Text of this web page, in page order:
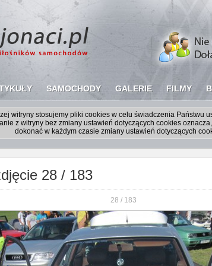
SAMOCHODY GALERIE FILMY
witryny stosujemy pliki cookies w celu świadczenia Państwu
z witryny bez zmiany ustawień dotyczących cookies
dokonać w każdym czasie zmiany ustawień dotyczących
28 / 183
28 / 183